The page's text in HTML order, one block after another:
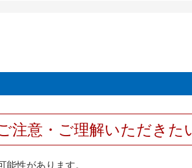
注意・ご理解いただきた
性があります。